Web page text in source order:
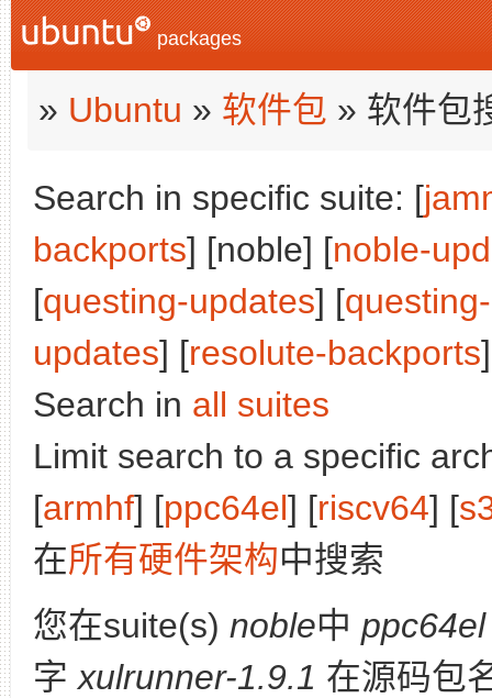
packages
» Ubuntu » 软件包 » 软件包
Search in specific suite: [
backports] [noble] [noble-
[questing-updates] [
updates] [resolute-backports
Search in all suites
Limit search to a specific
[armhf] [ppc64el] [riscv64] [
在所有硬件架构中搜索
您在suite(s) noble中 ppc64el
字 xulrunner-1.9.1 在源码包